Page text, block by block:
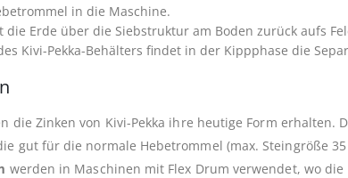
in die Maschine.
Erde über die Siebstruktur am Boden zurück aufs
Kivi-Pekka-Behälters findet in der Kippphase die
Zinken von Kivi-Pekka ihre heutige Form erhalten.
gut für die normale Hebetrommel (max. Steingröße 35
werden in Maschinen mit Flex Drum verwendet, wo die